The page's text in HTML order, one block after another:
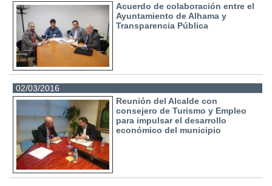
Acuerdo de colaboración entre el
Ayuntamiento de Alhama y
Transparencia Pública
02/03/2016
Reunión del Alcalde con
consejero de Turismo y Empleo
para impulsar el desarrollo
económico del municipio